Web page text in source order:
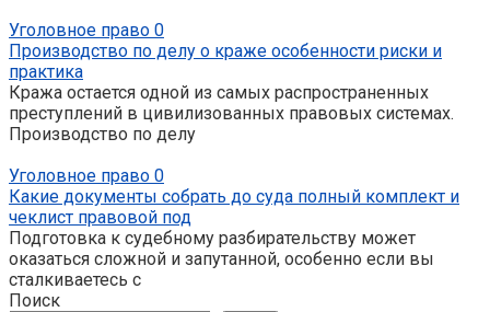
Уголовное право 0
Производство по делу о краже особенности риски и
практика
Кража остается одной из самых распространенных
преступлений в цивилизованных правовых системах.
Производство по делу
Уголовное право 0
Какие документы собрать до суда полный комплект и
чеклист правовой под
Подготовка к судебному разбирательству может
оказаться сложной и запутанной, особенно если вы
сталкиваетесь с
Поиск